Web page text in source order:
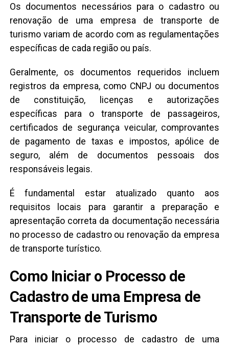
Os documentos necessários para o cadastro ou
renovação de uma empresa de transporte de
turismo variam de acordo com as regulamentações
específicas de cada região ou país.
Geralmente, os documentos requeridos incluem
registros da empresa, como CNPJ ou documentos
de constituição, licenças e autorizações
específicas para o transporte de passageiros,
certificados de segurança veicular, comprovantes
de pagamento de taxas e impostos, apólice de
seguro, além de documentos pessoais dos
responsáveis legais.
É fundamental estar atualizado quanto aos
requisitos locais para garantir a preparação e
apresentação correta da documentação necessária
no processo de cadastro ou renovação da empresa
de transporte turístico.
Como Iniciar o Processo de
Cadastro de uma Empresa de
Transporte de Turismo
Para iniciar o processo de cadastro de uma